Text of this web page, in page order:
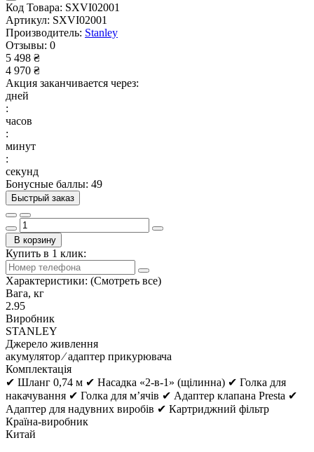
Код Товара: SXVI02001
Артикул: SXVI02001
Производитель: Stanley
Отзывы: 0
5 498 ₴
4 970 ₴
Акция заканчивается через:
дней
:
часов
:
минут
:
секунд
Бонусные баллы: 49
Быстрый заказ
В корзину
Купить в 1 клик:
Характеристики: (Смотреть все)
Вага, кг
2.95
Виробник
STANLEY
Джерело живлення
акумулятор ⁄ адаптер прикурювача
Комплектація
✔ Шланг 0,74 м ✔ Насадка «2-в-1» (щілинна) ✔ Голка для
накачування ✔ Голка для м’ячів ✔ Адаптер клапана Presta ✔
Адаптер для надувних виробів ✔ Картриджний фільтр
Країна-виробник
Китай